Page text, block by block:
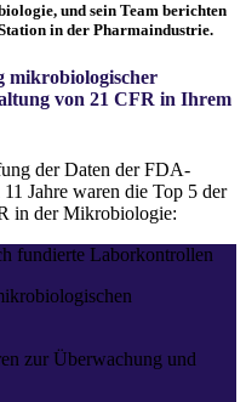
und sein Team berichten
in der Pharmaindustrie.
mikrobiologischer
von 21 CFR in Ihrem
der Daten der FDA-
Jahre waren die Top 5 der
in der Mikrobiologie:
fundierte Laborkontrollen
zur Überwachung und